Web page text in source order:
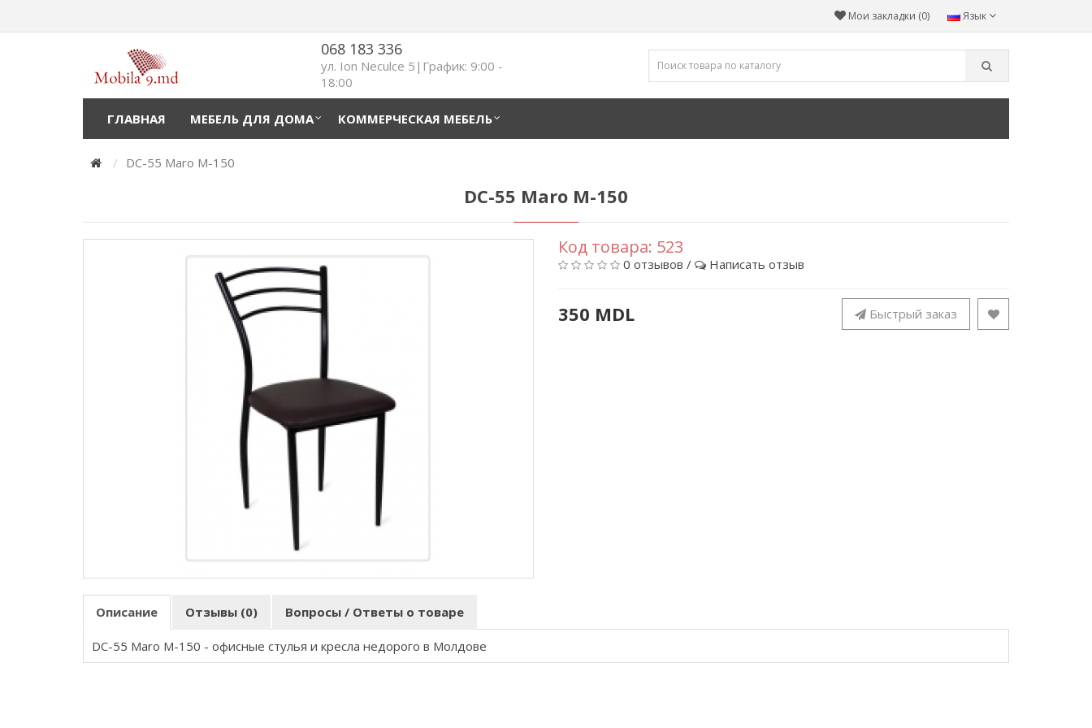
Язык
Мои закладки (0)
068 183 336
ул. Ion Neculce 5|График: 9:00 -
18:00
ГЛАВНАЯ МЕБЕЛЬ ДЛЯ ДОМА КОММЕРЧЕСКАЯ МЕБЕЛЬ
DC-55 Maro M-150
DC-55 Maro M-150
Код товара: 523
0 отзывов / Написать отзыв
350 MDL Быстрый заказ
Описание Отзывы (0) Вопросы / Ответы о товаре
DC-55 Maro M-150 - офисные стулья и кресла недорого в Молдове